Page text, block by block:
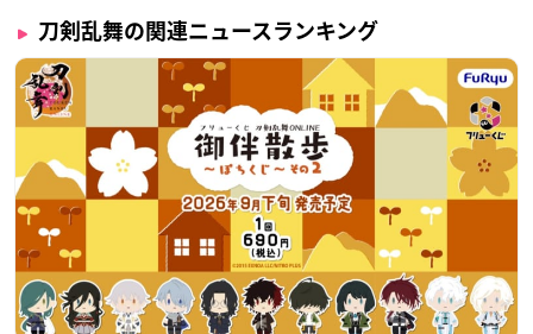
刀剣乱舞の関連ニュースランキング